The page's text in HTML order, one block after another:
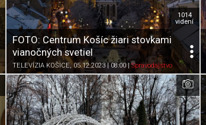
Pozrieť neskôr
K obľúbeným
Zdieľať
FOTO: Centrum Košíc žiari stovkami
vianočných svetiel
TELEVÍZIA KOŠICE, 05.12.2023 | 08:00|Spravodajstvo
1014
videní